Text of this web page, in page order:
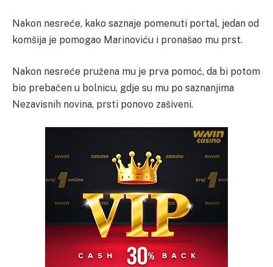
Nakon nesreće, kako saznaje pomenuti portal, jedan od
komšija je pomogao Marinoviću i pronašao mu prst.
Nakon nesreće pružena mu je prva pomoć, da bi potom
bio prebačen u bolnicu, gdje su mu po saznanjima
Nezavisnih novina, prsti ponovo zašiveni.